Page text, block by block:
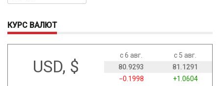
КУРС ВАЛЮТ
USD, $
с 6 авг.
с 5 авг.
80.9293
81.1291
−0.1998
+1.0604